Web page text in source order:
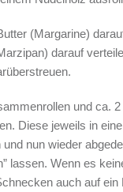
(Margarine)
darauf
und ca.
Diese jeweils in
nun wieder
lassen. Wenn es
auch auf ein